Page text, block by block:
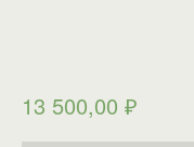
13 500,00 ₽